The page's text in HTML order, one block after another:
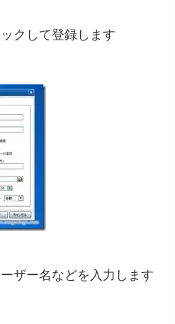
クして登録します
ザー名などを入力します